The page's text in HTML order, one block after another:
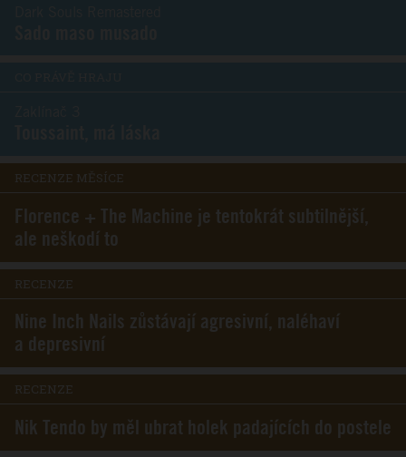
RECENZE MĚSÍCE
Florence + The Machine je tentokrát subtilnější,
ale neškodí to
RECENZE
Nine Inch Nails zůstávají agresivní, naléhaví
a depresivní
RECENZE
Nik Tendo by měl ubrat holek padajících do postele